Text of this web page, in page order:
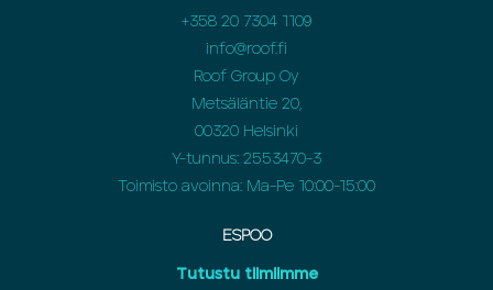
+358 20 7304 1109
info@roof.fi
Roof Group Oy
Metsäläntie 20,
00320 Helsinki
Y-tunnus: 2553470-3
Toimisto avoinna: Ma-Pe 10:00-15:00
ESPOO
Tutustu tiimiimme